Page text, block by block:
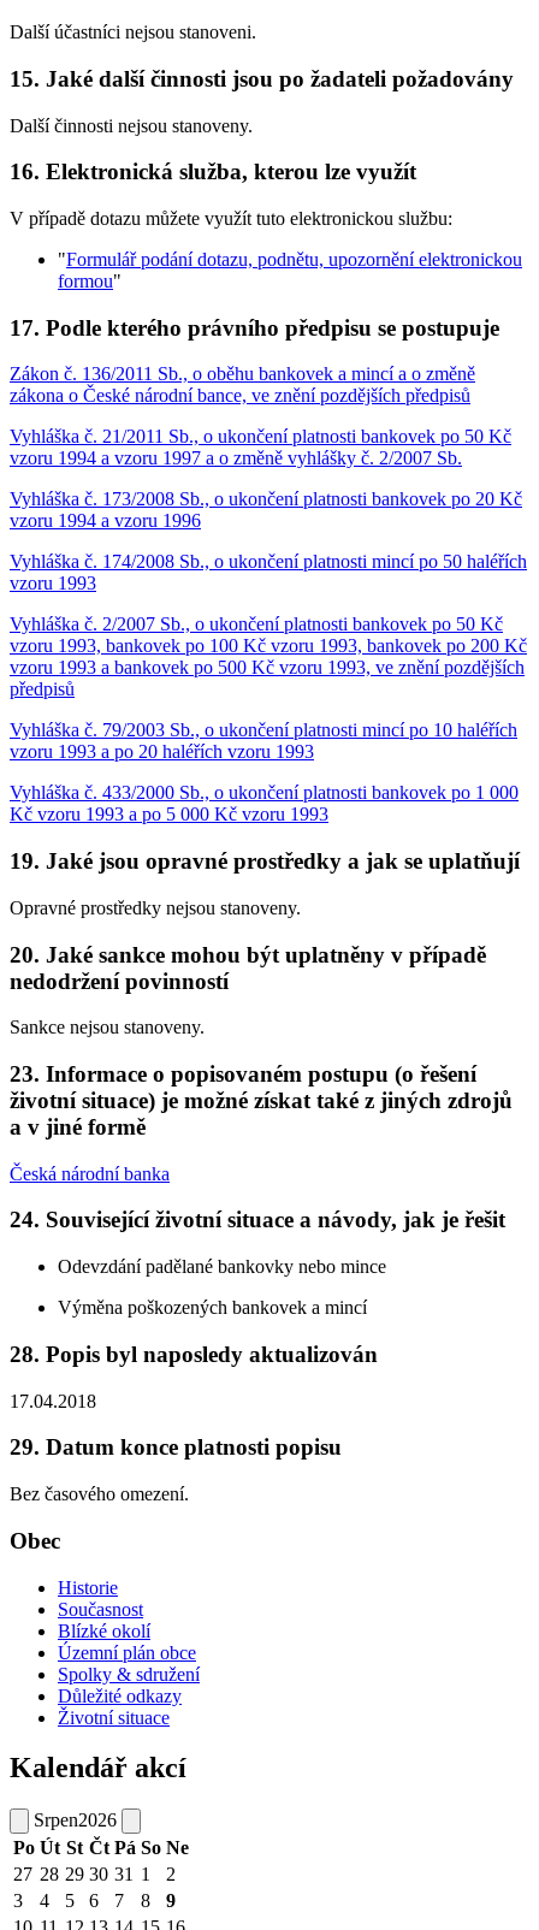
Další účastníci nejsou stanoveni.
15. Jaké další činnosti jsou po žadateli požadovány
Další činnosti nejsou stanoveny.
16. Elektronická služba, kterou lze využít
V případě dotazu můžete využít tuto elektronickou službu:
"Formulář podání dotazu, podnětu, upozornění elektronickou
formou"
17. Podle kterého právního předpisu se postupuje
Zákon č. 136/2011 Sb., o oběhu bankovek a mincí a o změně
zákona o České národní bance, ve znění pozdějších předpisů
Vyhláška č. 21/2011 Sb., o ukončení platnosti bankovek po 50 Kč
vzoru 1994 a vzoru 1997 a o změně vyhlášky č. 2/2007 Sb.
Vyhláška č. 173/2008 Sb., o ukončení platnosti bankovek po 20 Kč
vzoru 1994 a vzoru 1996
Vyhláška č. 174/2008 Sb., o ukončení platnosti mincí po 50 haléřích
vzoru 1993
Vyhláška č. 2/2007 Sb., o ukončení platnosti bankovek po 50 Kč
vzoru 1993, bankovek po 100 Kč vzoru 1993, bankovek po 200 Kč
vzoru 1993 a bankovek po 500 Kč vzoru 1993, ve znění pozdějších
předpisů
Vyhláška č. 79/2003 Sb., o ukončení platnosti mincí po 10 haléřích
vzoru 1993 a po 20 haléřích vzoru 1993
Vyhláška č. 433/2000 Sb., o ukončení platnosti bankovek po 1 000
Kč vzoru 1993 a po 5 000 Kč vzoru 1993
19. Jaké jsou opravné prostředky a jak se uplatňují
Opravné prostředky nejsou stanoveny.
20. Jaké sankce mohou být uplatněny v případě
nedodržení povinností
Sankce nejsou stanoveny.
23. Informace o popisovaném postupu (o řešení
životní situace) je možné získat také z jiných zdrojů
a v jiné formě
Česká národní banka
24. Související životní situace a návody, jak je řešit
Odevzdání padělané bankovky nebo mince
Výměna poškozených bankovek a mincí
28. Popis byl naposledy aktualizován
17.04.2018
29. Datum konce platnosti popisu
Bez časového omezení.
Obec
Historie
Současnost
Blízké okolí
Územní plán obce
Spolky & sdružení
Důležité odkazy
Životní situace
Kalendář akcí
Srpen2026
Po Út St Čt Pá So Ne
27 28 29 30 31 1
2
3
4 5 6 7 8
9